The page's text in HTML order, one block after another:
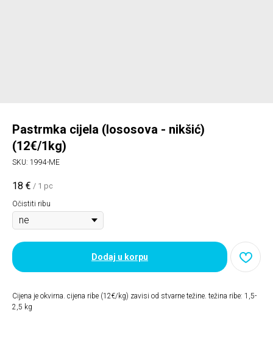
Pastrmka cijela (lososova - nikšić)
(12€/1kg)
SKU: 1994-ME
18 € / 1 pc
Očistiti ribu
Dodaj u korpu
Cijena je okvirna. cijena ribe (12€/kg) zavisi od stvarne težine. težina ribe: 1,5-
2,5 kg